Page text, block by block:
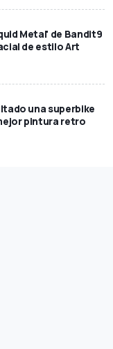
Metal' de Bandit9
de estilo Art
una superbike
pintura retro